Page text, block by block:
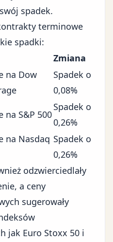
spadek.
terminowe
spadki:
Zmiana
na Dow
Spadek o
0,08%
S&P 500
Spadek o
0,26%
na Nasdaq Spadek o
0,26%
odzwierciedlały
a ceny
sugerowały
jak Euro Stoxx 50 i